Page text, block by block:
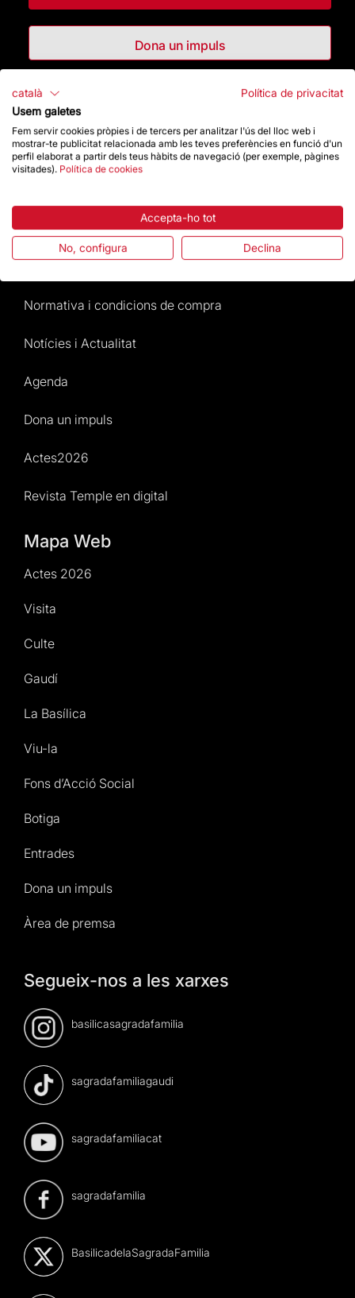
Dona un impuls
Destacats
Preguntes freqüents
Normativa i condicions de compra
Notícies i Actualitat
Agenda
Dona un impuls
Actes2026
Revista Temple en digital
Mapa Web
Actes 2026
Visita
Culte
Gaudí
La Basílica
Viu-la
Fons d’Acció Social
Botiga
Entrades
Dona un impuls
Àrea de premsa
Segueix-nos a les xarxes
basilicasagradafamilia
sagradafamiliagaudi
sagradafamiliacat
sagradafamilia
BasilicadelaSagradaFamilia
català
Política de privacitat
Usem galetes
Fem servir cookies pròpies i de tercers per analitzar l'ús del lloc web i
mostrar-te publicitat relacionada amb les teves preferències en funció d'un
perfil elaborat a partir dels teus hàbits de navegació (per exemple, pàgines
visitades). Política de cookies
Accepta-ho tot
No, configura Declina